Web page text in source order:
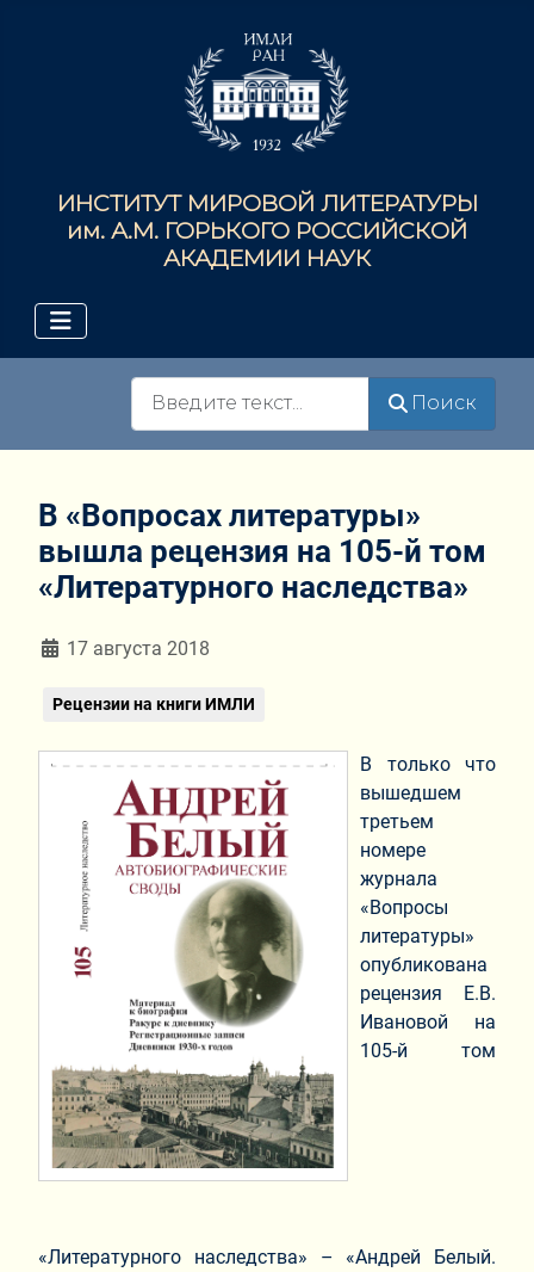
ИНСТИТУТ МИРОВОЙ ЛИТЕРАТУРЫ
им. А.М. ГОРЬКОГО РОССИЙСКОЙ
АКАДЕМИИ НАУК
Поиск
В «Вопросах литературы»
вышла рецензия на 105-й том
«Литературного наследства»
Информация о материале
17 августа 2018
Рецензии на книги ИМЛИ
В только что
вышедшем
третьем
номере
журнала
«Вопросы
литературы»
опубликована
рецензия Е.В.
Ивановой на
105-й том
«Литературного наследства» – «Андрей Белый.